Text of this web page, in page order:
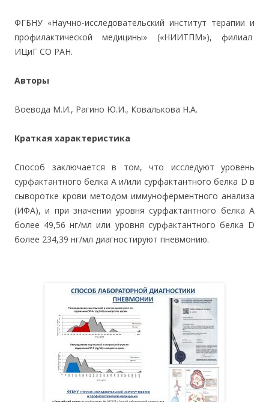
ФГБНУ «Научно-исследовательский институт терапии и
профилактической медицины» («НИИТПМ»), филиал
ИЦиГ СО РАН.
Авторы
Воевода М.И., Рагино Ю.И., Ковалькова Н.А.
Краткая характеристика
Способ заключается в том, что исследуют уровень
сурфактантного белка А и/или сурфактантного белка D в
сыворотке крови методом иммуноферментного анализа
(ИФА), и при значении уровня сурфактантного белка А
более 49,56 нг/мл или уровня сурфактантного белка D
более 234,39 нг/мл диагностируют пневмонию.